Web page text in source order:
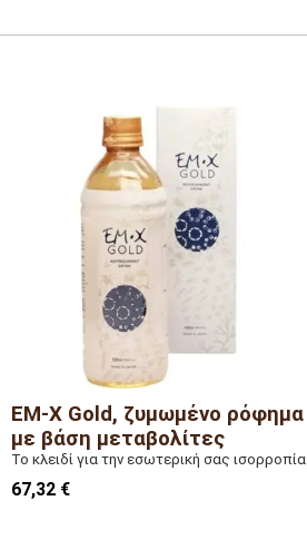
μήκος 12 x βάθος 11 x ύψος 22 εκ.
EM-X Gold, ζυμωμένο ρόφημα
με βάση μεταβολίτες
Το κλειδί για την εσωτερική σας ισορροπία
67,32 €